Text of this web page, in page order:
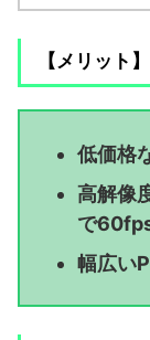
【メリット】
低価格
高解像
で
幅広い